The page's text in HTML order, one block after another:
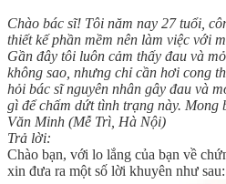
Chào bác sĩ! Tôi năm nay 27 tuổi,
thiết kế phần mềm nên làm việc với
Gần đây tôi luôn cảm thấy đau và
không sao, nhưng chỉ cần hơi cong
hỏi bác sĩ nguyên nhân gây đau và
gì để chấm dứt tình trạng này. Mong
Văn Minh (Mễ Trì, Hà Nội)
Trả lời:
Chào bạn, với lo lắng của bạn về
xin đưa ra một số lời khuyên như sau: